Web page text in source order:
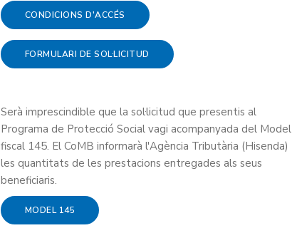
CONDICIONS D'ACCÉS
FORMULARI DE SOL·LICITUD
Serà imprescindible que la sol·licitud que presentis al
Programa de Protecció Social vagi acompanyada del Model
fiscal 145. El CoMB informarà l'Agència Tributària (Hisenda)
les quantitats de les prestacions entregades als seus
beneficiaris.
MODEL 145